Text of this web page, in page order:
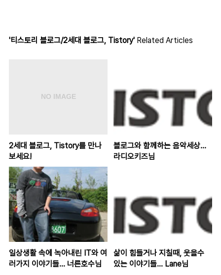
'티스토리 블로그/2세대 블로그, Tistory' Related Articles
2세대 블로그, Tistory를 만나
보세요!
블로그와 함께하는 음악세상...
라디오키즈님
일상생활 속에 녹아내린 IT와 여
러가지 이야기들... 너른호수님
삶이 힘들거나 지칠때, 웃을수
있는 이야기들... Lane님